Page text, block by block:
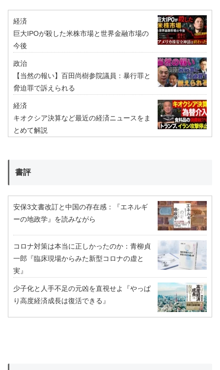
経済
巨大IPOが殺した米株市場と世界金融市場の
今後
政治
【当然の報い】百田尚樹参院議員：暴行罪と
脅迫罪で訴えられる
経済
キオクシア決算など最近の経済ニュースをま
とめて解説
書評
安保3文書改訂と中国の存在感：『エネルギ
ーの地政学』を読みながら
コロナ対策は本当に正しかったのか：青柳貞
一郎『臨床現場からみた新型コロナの虚と
実』
少子化と人手不足の元凶を直視せよ『やっぱ
り高度経済成長は復活できる』